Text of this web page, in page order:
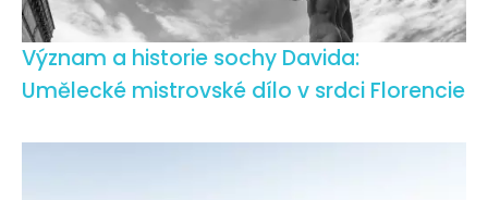
Význam a historie sochy Davida:
Umělecké mistrovské dílo v srdci Florencie